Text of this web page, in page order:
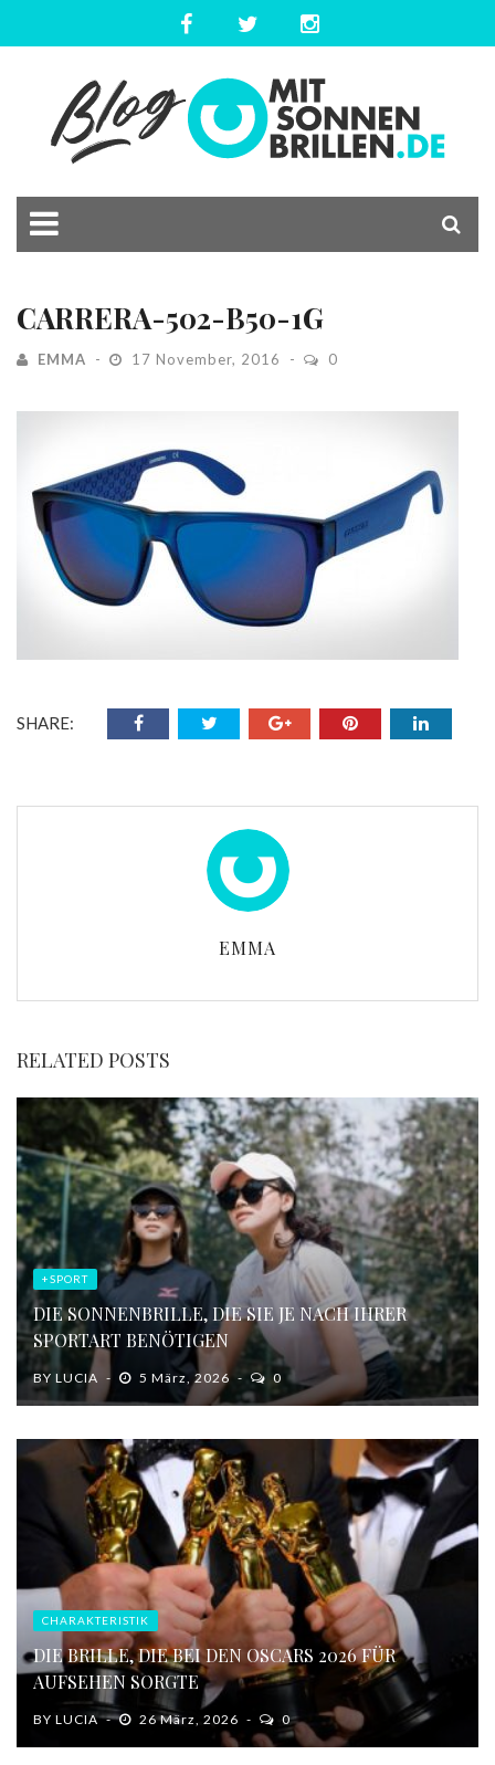
CARRERA-502-B50-1G
EMMA 17 November, 2016 0
SHARE:
EMMA
RELATED POSTS
+SPORT
DIE SONNENBRILLE, DIE SIE JE NACH IHRER
SPORTART BENÖTIGEN
BY LUCIA 5 März, 2026 0
CHARAKTERISTIK
DIE BRILLE, DIE BEI DEN OSCARS 2026 FÜR
AUFSEHEN SORGTE
BY LUCIA 26 März, 2026 0